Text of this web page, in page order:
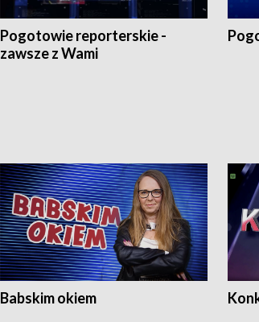
Pogotowie reporterskie -
zawsze z Wami
Babskim okiem